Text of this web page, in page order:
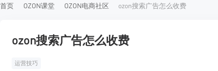
首页 OZON课堂 OZON电商社区 ozon搜索广告怎么收费
ozon搜索广告怎么收费
运营技巧